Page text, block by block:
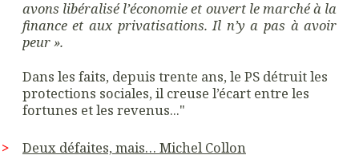
avons libéralisé l’économie et ouvert le marché à la
finance et aux privatisations. Il n’y a pas à avoir
peur ».
Dans les faits, depuis trente ans, le PS détruit les
protections sociales, il creuse l’écart entre les
fortunes et les revenus..."
>
Deux défaites, mais… Michel Collon